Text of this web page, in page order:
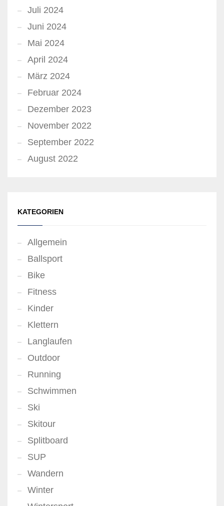
Juli 2024
Juni 2024
Mai 2024
April 2024
März 2024
Februar 2024
Dezember 2023
November 2022
September 2022
August 2022
KATEGORIEN
Allgemein
Ballsport
Bike
Fitness
Kinder
Klettern
Langlaufen
Outdoor
Running
Schwimmen
Ski
Skitour
Splitboard
SUP
Wandern
Winter